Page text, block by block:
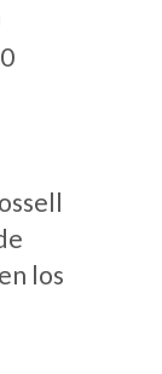
los